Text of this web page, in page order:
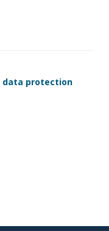
data protection